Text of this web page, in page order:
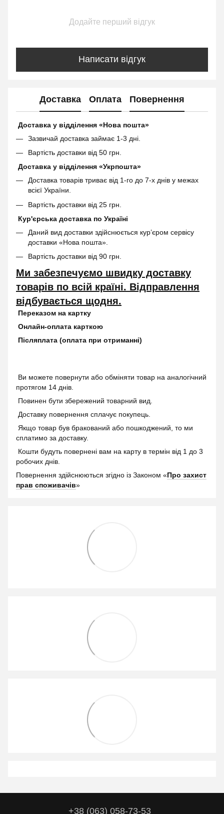
Додайте перший відгук
Написати відгук
Доставка Оплата Повернення
Доставка у відділення «Нова пошта»
Зазвичай доставка займає 1-3 дні.
Вартість доставки від 50 грн.
Доставка у відділення «Укрпошта»
Доставка товарів триває від 1-го до 7-х днів у межах
всієї України.
Вартість доставки від 25 грн.
Кур'єрська доставка по Україні
Даний вид доставки здійснюється кур’єром сервісу
доставки «Нова пошта».
Вартість доставки від 90 грн.
Ми забезпечуємо швидку доставку
товарів по всій країні. Відправлення
відбувається щодня.
Переказом на картку
Онлайн-оплата карткою
Післяплата (оплата при отриманні)
Ви можете повернути або обміняти товар на аналогічний
протягом 14 днів.
Повинен бути збережений товарний вид.
Доставку повернення сплачує покупець.
Якщо товар був бракований або пошкоджений, то ми
сплатимо за доставку.
Кошти будуть повернені вам на карту в термін від 1 до 3
робочих днів.
Повернення здійснюються згідно із Законом «Про захист
прав споживачів»
+38 (063) 058-73-53